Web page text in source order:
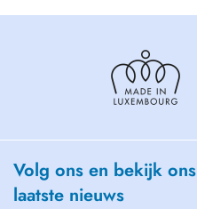
Volg ons en bekijk ons
laatste nieuws